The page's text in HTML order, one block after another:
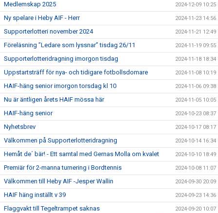
Medlemskap 2025 2024-12-09 10:25
Ny spelare i Heby AIF - Herr 2024-11-23 14:56
Supporterlotteri november 2024 2024-11-21 12:49
Föreläsning ”Ledare som lyssnar” tisdag 26/11 2024-11-19 09:55
Supporterlotteridragning imorgon tisdag 2024-11-18 18:34
Uppstartsträff för nya- och tidigare fotbollsdomare 2024-11-08 10:19
HAIF-häng senior imorgon torsdag kl 10 2024-11-06 09:38
Nu är äntligen årets HAIF mössa här 2024-11-05 10:05
HAIF-häng senior 2024-10-23 08:37
Nyhetsbrev 2024-10-17 08:17
Välkommen på Supporterlotteridragning 2024-10-14 16:34
Hemåt de´ bär! - Ett samtal med Gernas Molla om kvalet 2024-10-10 18:49
Premiär för 2-manna turnering i Bordtennis 2024-10-08 11:07
Välkommen till Heby AIF -Jesper Wallin 2024-09-30 20:09
HAIF häng inställt v 39 2024-09-23 14:36
Flaggvakt till Tegeltrampet saknas 2024-09-20 10:07